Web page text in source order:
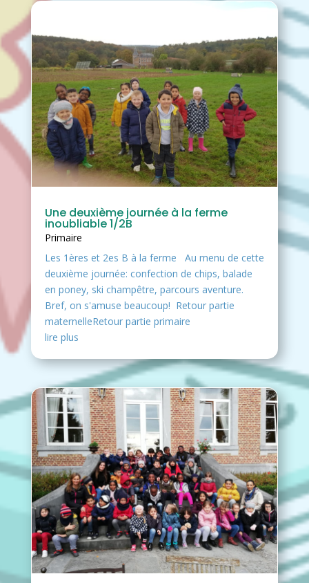
Une deuxième journée à la ferme
inoubliable 1/2B
Primaire
Les 1ères et 2es B à la ferme Au menu de cette
deuxième journée: confection de chips, balade
en poney, ski champêtre, parcours aventure.
Bref, on s'amuse beaucoup! Retour partie
maternelleRetour partie primaire
lire plus